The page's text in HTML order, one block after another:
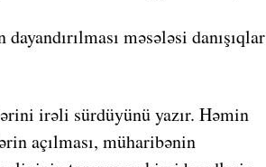
məsələsi danışıqlar
irəli sürdüyünü yazır. Həmin
açılması, müharibənin